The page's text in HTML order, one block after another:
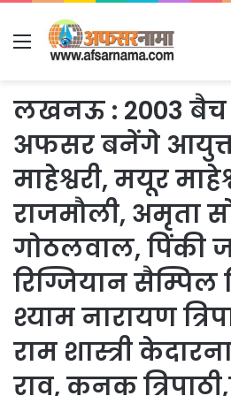
Menu
लखनऊ : 2003 बैच
अफसर बनेंगे
माहेश्वरी, मयूर
राजमौली, अमृता
गोठलवाल, पिंकी
रिग्जियान सैम्पिल
श्याम नारायण
राम शास्त्री
राव, कनक